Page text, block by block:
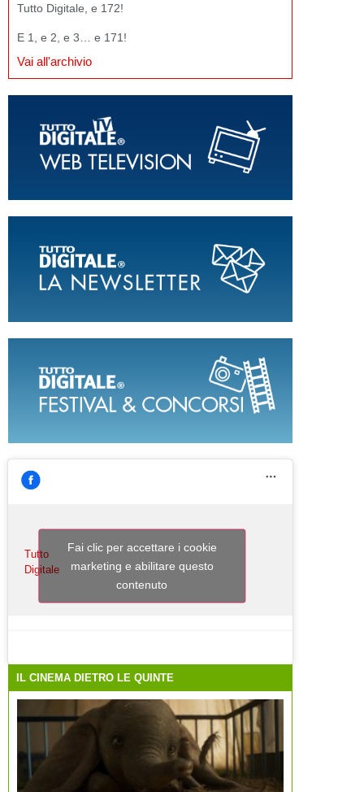
Tutto Digitale, e 172!
E 1, e 2, e 3… e 171!
Vai all'archivio
Tutto
Digitale
Fai clic per accettare i cookie
marketing e abilitare questo
contenuto
IL CINEMA DIETRO LE QUINTE